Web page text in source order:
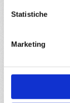
Statistiche
Marketing
Caraibi15